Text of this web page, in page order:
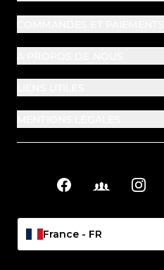
FacebookFacebook
France - FR